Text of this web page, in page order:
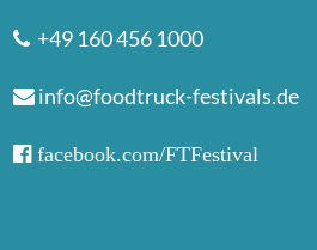
+49 160 456 1000
info@foodtruck-festivals.de
facebook.com/FTFestival